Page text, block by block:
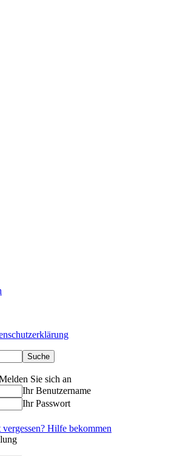
Sie sich an
Ihr Benutzername
Ihr Passwort
Hilfe bekommen